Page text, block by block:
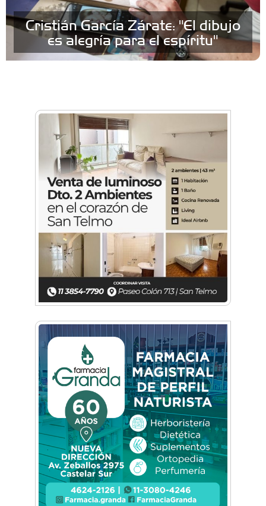
Cristián García Zárate: "El dibujo
es alegría para el espíritu"